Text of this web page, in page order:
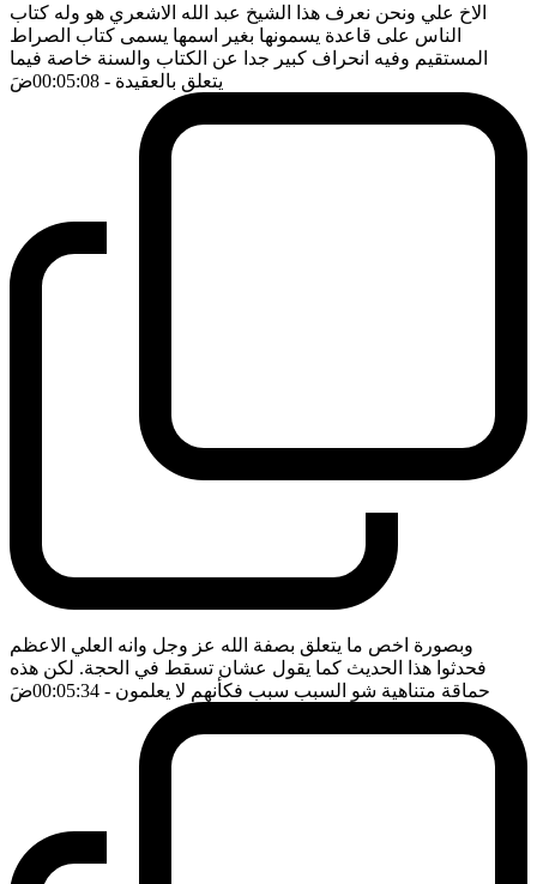
الاخ علي ونحن نعرف هذا الشيخ عبد الله الاشعري هو وله كتاب
الناس على قاعدة يسمونها بغير اسمها يسمى كتاب الصراط
المستقيم وفيه انحراف كبير جدا عن الكتاب والسنة خاصة فيما
يتعلق بالعقيدة - 00:05:08 ضَ
وبصورة اخص ما يتعلق بصفة الله عز وجل وانه العلي الاعظم
فحدثوا هذا الحديث كما يقول عشان تسقط في الحجة. لكن هذه
حماقة متناهية شو السبب سبب فكأنهم لا يعلمون - 00:05:34 ضَ